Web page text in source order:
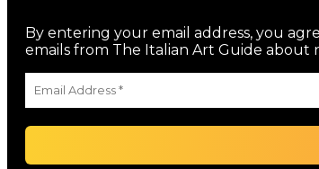
By entering your email address, you
emails from The Italian Art Guide about